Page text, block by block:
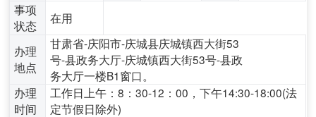
事项
状态
在用
办理
地点
甘肃省-庆阳市-庆城县庆城镇西大街53
号-县政务大厅-庆城镇西大街53号-县政
务大厅一楼B1窗口。
办理
时间
工作日上午：8：30-12：00，下午14:30-18:00(法
定节假日除外)